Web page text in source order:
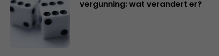
vergunning: wat verandert er?